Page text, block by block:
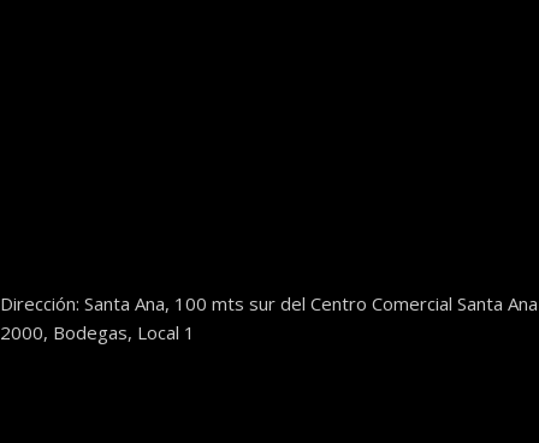
Dirección: Santa Ana, 100 mts sur del Centro Comercial Santa Ana
2000, Bodegas, Local 1